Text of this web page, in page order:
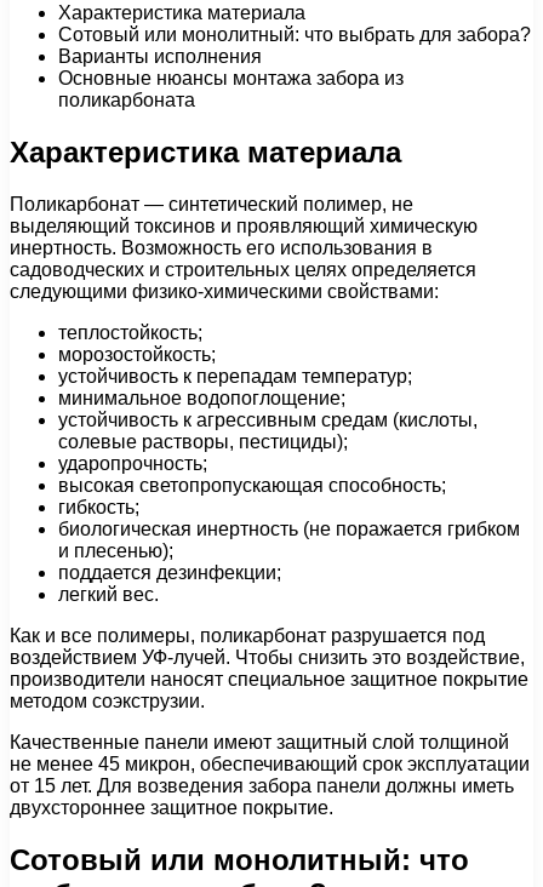
Характеристика материала
Сотовый или монолитный: что выбрать для забора?
Варианты исполнения
Основные нюансы монтажа забора из
поликарбоната
Характеристика материала
Поликарбонат — синтетический полимер, не
выделяющий токсинов и проявляющий химическую
инертность. Возможность его использования в
садоводческих и строительных целях определяется
следующими физико-химическими свойствами:
теплостойкость;
морозостойкость;
устойчивость к перепадам температур;
минимальное водопоглощение;
устойчивость к агрессивным средам (кислоты,
солевые растворы, пестициды);
ударопрочность;
высокая светопропускающая способность;
гибкость;
биологическая инертность (не поражается грибком
и плесенью);
поддается дезинфекции;
легкий вес.
Как и все полимеры, поликарбонат разрушается под
воздействием УФ-лучей. Чтобы снизить это воздействие,
производители наносят специальное защитное покрытие
методом соэкструзии.
Качественные панели имеют защитный слой толщиной
не менее 45 микрон, обеспечивающий срок эксплуатации
от 15 лет. Для возведения забора панели должны иметь
двухстороннее защитное покрытие.
Сотовый или монолитный: что